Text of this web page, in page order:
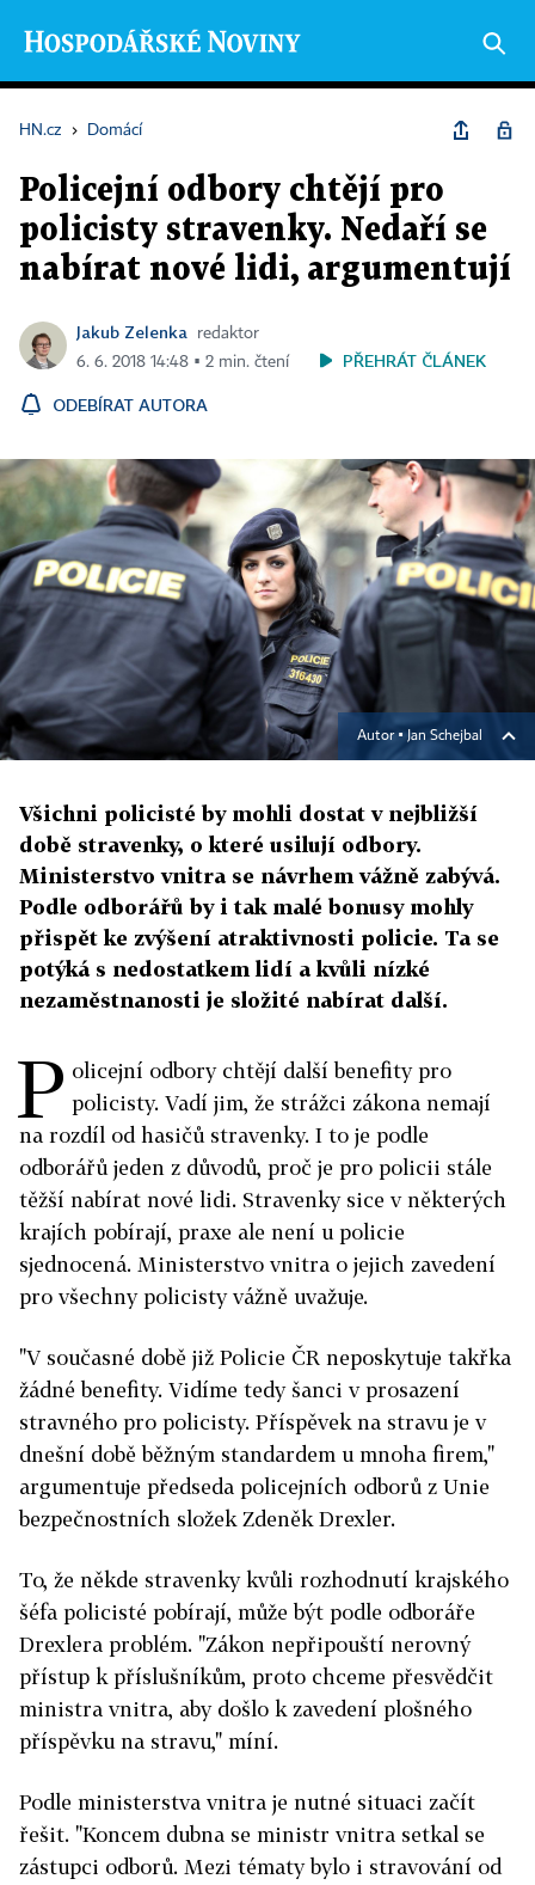
HN.cz › Domácí
Policejní odbory chtějí pro
policisty stravenky. Nedaří se
nabírat nové lidi, argumentují
Jakub Zelenka
redaktor
6. 6. 2018 14:48 ▪ 2 min. čtení
PŘEHRÁT ČLÁNEK
ODEBÍRAT AUTORA
Autor ▪ Jan Schejbal
Všichni policisté by mohli dostat v nejbližší
době stravenky, o které usilují odbory.
Ministerstvo vnitra se návrhem vážně zabývá.
Podle odborářů by i tak malé bonusy mohly
přispět ke zvýšení atraktivnosti policie. Ta se
potýká s nedostatkem lidí a kvůli nízké
nezaměstnanosti je složité nabírat další.
P olicejní odbory chtějí další benefity pro
policisty. Vadí jim, že strážci zákona nemají
na rozdíl od hasičů stravenky. I to je podle
odborářů jeden z důvodů, proč je pro policii stále
těžší nabírat nové lidi. Stravenky sice v některých
krajích pobírají, praxe ale není u policie
sjednocená. Ministerstvo vnitra o jejich zavedení
pro všechny policisty vážně uvažuje.
"V současné době již Policie ČR neposkytuje takřka
žádné benefity. Vidíme tedy šanci v prosazení
stravného pro policisty. Příspěvek na stravu je v
dnešní době běžným standardem u mnoha firem,"
argumentuje předseda policejních odborů z Unie
bezpečnostních složek Zdeněk Drexler.
To, že někde stravenky kvůli rozhodnutí krajského
šéfa policisté pobírají, může být podle odboráře
Drexlera problém. "Zákon nepřipouští nerovný
přístup k příslušníkům, proto chceme přesvědčit
ministra vnitra, aby došlo k zavedení plošného
příspěvku na stravu," míní.
Podle ministerstva vnitra je nutné situaci začít
řešit. "Koncem dubna se ministr vnitra setkal se
zástupci odborů. Mezi tématy bylo i stravování od